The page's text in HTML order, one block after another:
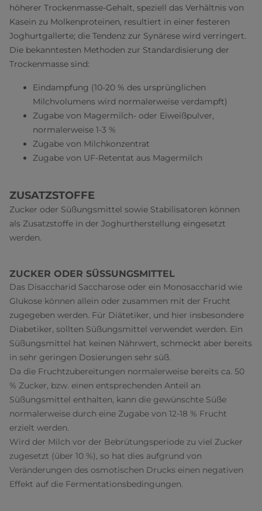
höherer Trockenmasse-Gehalt, speziell das Verhältnis von
Kasein zu Molkenproteinen, resultiert in einer festeren
Joghurtgallerte; die Tendenz zur Synärese wird verringert.
Die bekanntesten Methoden zur Standardisierung der
Trockenmasse sind:
Eindampfung (10-20 % des ursprünglichen
Milchvolumens wird normalerweise verdampft)
Zugabe von Magermilch- oder Eiweißpulver,
normalerweise 1-3 %
Zugabe von Milchkonzentrat
Zugabe von UF-Retentat aus Magermilch
ZUSATZSTOFFE
Zucker oder Süßungsmittel sowie Stabilisatoren können
als Zusatzstoffe in der Joghurtherstellung eingesetzt
werden.
ZUCKER ODER SÜSSUNGSMITTEL
Das Disaccharid Saccharose oder ein Monosaccharid wie
Glukose können allein oder zusammen mit der Frucht
zugegeben werden. Für Diätetiker, und hier insbesondere
Diabetiker, sollten Süßungsmittel verwendet werden. Ein
Süßungsmittel hat keinen Nährwert, schmeckt aber bereits
in sehr geringen Dosierungen sehr süß.
Da die Fruchtzubereitungen normalerweise bereits ca. 50
% Zucker, bzw. einen entsprechenden Anteil an
Süßungsmittel enthalten, kann die gewünschte Süße
normalerweise durch eine Zugabe von 12-18 % Frucht
erzielt werden.
Wird der Milch vor der Bebrütungsperiode zu viel Zucker
zugesetzt (über 10 %), so hat dies aufgrund von
Veränderungen des osmotischen Drucks einen negativen
Effekt auf die Fermentationsbedingungen.